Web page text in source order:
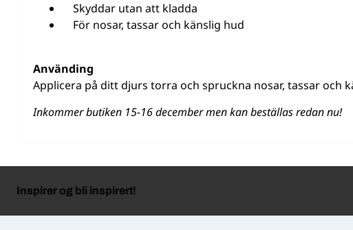
Skyddar utan att kladda
För nosar, tassar och känslig hud
Använding
Applicera på ditt djurs torra och spruckna nosar, tassar och
Inkommer butiken 15-16 december men kan beställas redan nu!
Inspirer og bli inspirert!